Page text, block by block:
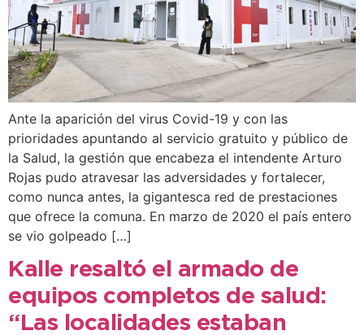
Ante la aparición del virus Covid-19 y con las
prioridades apuntando al servicio gratuito y público de
la Salud, la gestión que encabeza el intendente Arturo
Rojas pudo atravesar las adversidades y fortalecer,
como nunca antes, la gigantesca red de prestaciones
que ofrece la comuna. En marzo de 2020 el país entero
se vio golpeado […]
Kalle resaltó el armado de
equipos completos de salud:
“Las localidades estaban